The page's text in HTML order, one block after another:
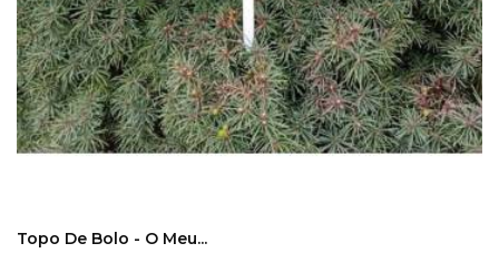
Topo De Bolo - O Meu...